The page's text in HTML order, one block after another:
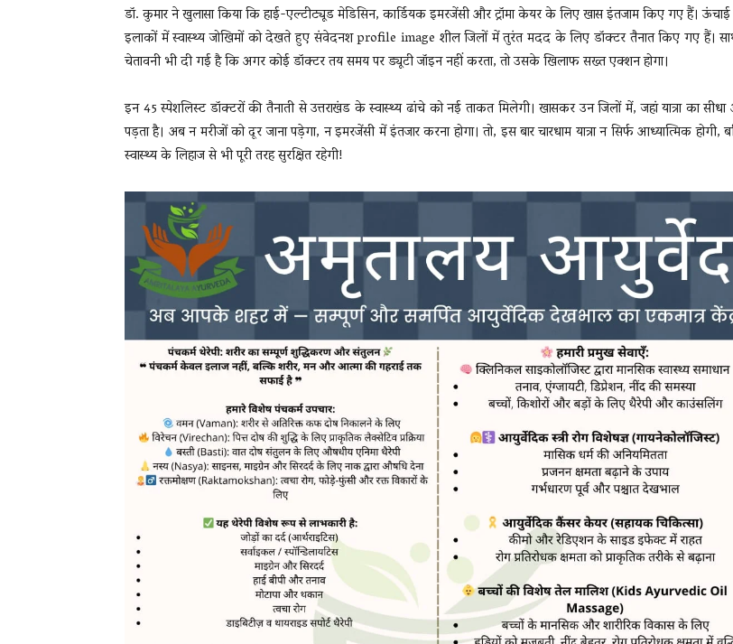
डॉ. कुमार ने खुलासा किया कि हाई-एल्टीट्यूड मेडिसिन, कार्डियक इमरजेंसी और ट्रॉमा केयर के लिए खास इंतजाम किए गए हैं।
इलाकों में स्वास्थ्य जोखिमों को देखते हुए संवेदनश profile image शील जिलों में तुरंत मदद के लिए डॉक्टर तैनात किए गए हैं।
चेतावनी भी दी गई है कि अगर कोई डॉक्टर तय समय पर ड्यूटी जॉइन नहीं करता, तो उसके खिलाफ सख्त एक्शन होगा।
इन 45 स्पेशलिस्ट डॉक्टरों की तैनाती से उत्तराखंड के स्वास्थ्य ढांचे को नई ताकत मिलेगी। खासकर उन जिलों में, जहां यात्रा का
पड़ता है। अब न मरीजों को दूर जाना पड़ेगा, न इमरजेंसी में इंतजार करना होगा। तो, इस बार चारधाम यात्रा न सिर्फ आध्यात्मिक होगी,
स्वास्थ्य के लिहाज से भी पूरी तरह सुरक्षित रहेगी!